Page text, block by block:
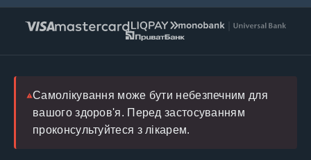
Умови обслуговування
Інструкції
Лікар
Самолікування може бути небезпечним для
вашого здоров'я. Перед застосуванням
проконсультуйтеся з лікарем.